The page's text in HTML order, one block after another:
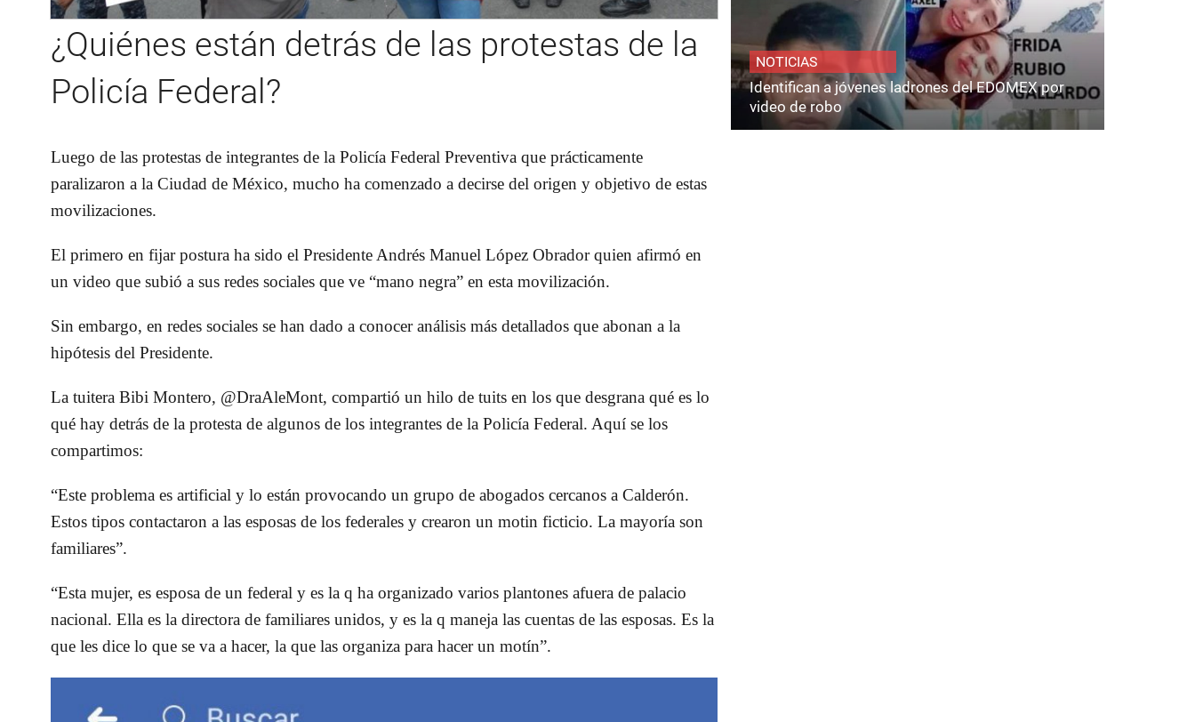
¿Quiénes están detrás de las protestas de la
Policía Federal?
Luego de las protestas de integrantes de la Policía Federal Preventiva que prácticamente
paralizaron a la Ciudad de México, mucho ha comenzado a decirse del origen y objetivo de estas
movilizaciones.
El primero en fijar postura ha sido el Presidente Andrés Manuel López Obrador quien afirmó en
un video que subió a sus redes sociales que ve “mano negra” en esta movilización.
Sin embargo, en redes sociales se han dado a conocer análisis más detallados que abonan a la
hipótesis del Presidente.
La tuitera Bibi Montero, @DraAleMont, compartió un hilo de tuits en los que desgrana qué es lo
qué hay detrás de la protesta de algunos de los integrantes de la Policía Federal. Aquí se los
compartimos:
“Este problema es artificial y lo están provocando un grupo de abogados cercanos a Calderón.
Estos tipos contactaron a las esposas de los federales y crearon un motin ficticio. La mayoría son
familiares”.
“Esta mujer, es esposa de un federal y es la q ha organizado varios plantones afuera de palacio
nacional. Ella es la directora de familiares unidos, y es la q maneja las cuentas de las esposas. Es la
que les dice lo que se va a hacer, la que las organiza para hacer un motín”.
NOTICIAS
Identifican a jóvenes ladrones del EDOMEX por
video de robo